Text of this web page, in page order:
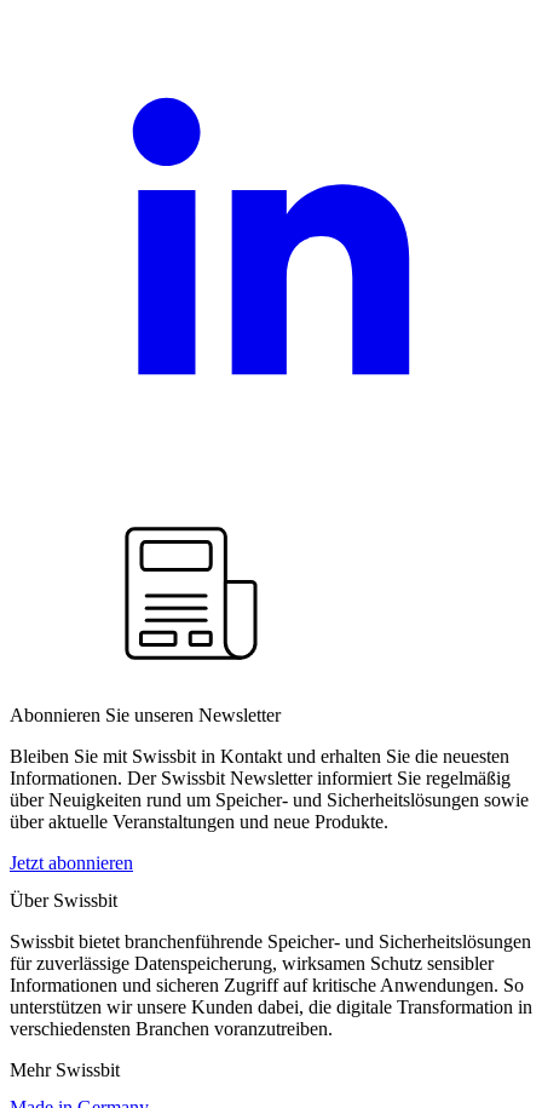
Abonnieren Sie unseren Newsletter
Bleiben Sie mit Swissbit in Kontakt und erhalten Sie die neuesten
Informationen. Der Swissbit Newsletter informiert Sie regelmäßig
über Neuigkeiten rund um Speicher- und Sicherheitslösungen sowie
über aktuelle Veranstaltungen und neue Produkte.
Jetzt abonnieren
Über Swissbit
Swissbit bietet branchenführende Speicher- und Sicherheitslösungen
für zuverlässige Datenspeicherung, wirksamen Schutz sensibler
Informationen und sicheren Zugriff auf kritische Anwendungen. So
unterstützen wir unsere Kunden dabei, die digitale Transformation in
verschiedensten Branchen voranzutreiben.
Mehr Swissbit